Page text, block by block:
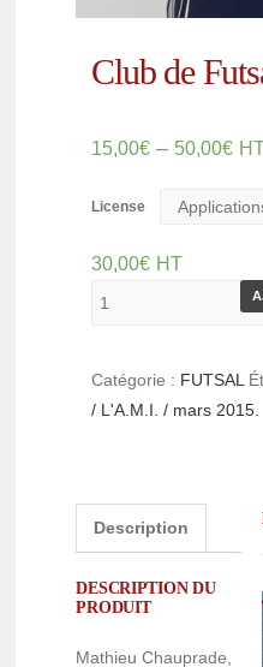
Club de
15,00€ – 50,00€
License
30,00€ HT
Catégorie : FUTSAL
/ L'A.M.I. / mars 2015.
Description
DESCRIPTION DU
PRODUIT
Mathieu Chauprade,